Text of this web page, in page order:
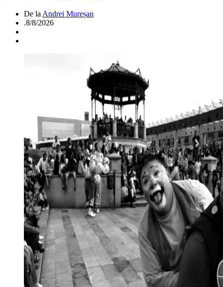
De la Andrei Mureșan
.8/8/2026